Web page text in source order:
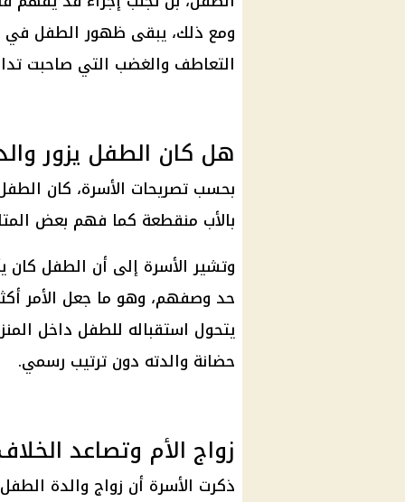
ومع ذلك، يبقى ظهور الطفل في
التعاطف والغضب التي صاحبت
هل كان الطفل يزور
بحسب تصريحات الأسرة، كان
بالأب منقطعة كما فهم بعض
وتشير الأسرة إلى أن الطفل كان
حد وصفهم، وهو ما جعل الأمر
يتحول استقباله للطفل داخل
حضانة والدته دون ترتيب رسمي.
زواج الأم وتصاعد
ذكرت الأسرة أن زواج والدة